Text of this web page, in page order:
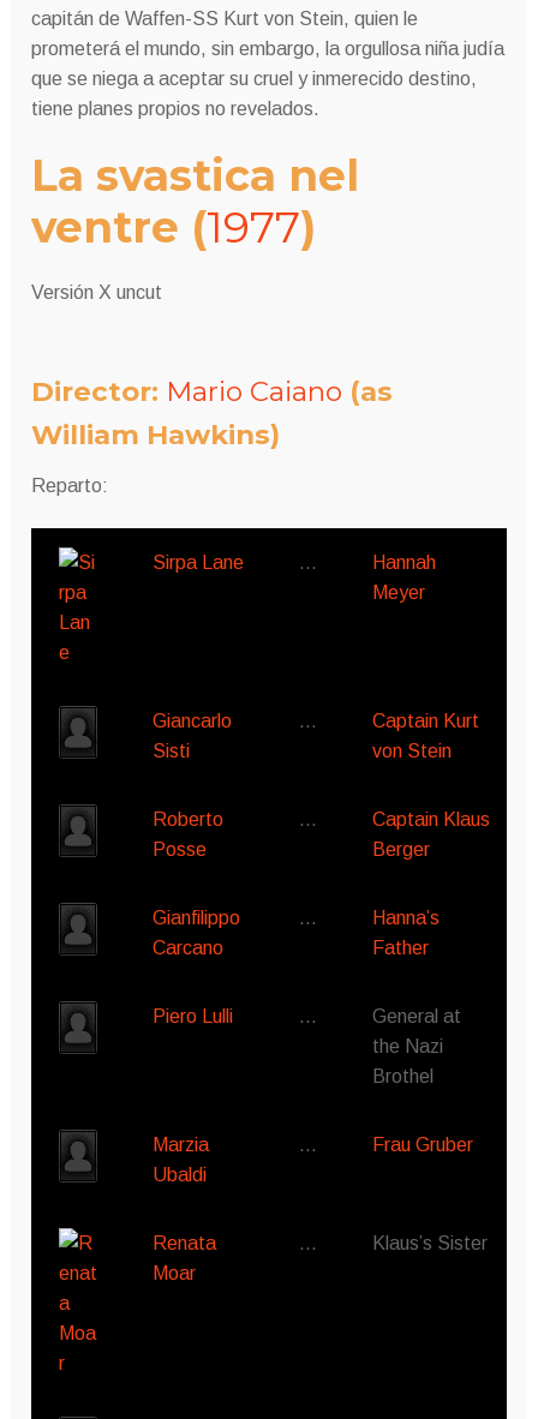
capitán de Waffen-SS Kurt von Stein, quien le
prometerá el mundo, sin embargo, la orgullosa niña judía
que se niega a aceptar su cruel y inmerecido destino,
tiene planes propios no revelados.
La svastica nel
ventre (1977)
Versión X uncut
Director: Mario Caiano (as
William Hawkins)
Reparto:
Sirpa Lane …
Hannah
Meyer
Giancarlo
Sisti
…
Captain Kurt
von Stein
Roberto
Posse
…
Captain Klaus
Berger
Gianfilippo
Carcano
…
Hanna’s
Father
Piero Lulli …
General at
the Nazi
Brothel
Marzia
Ubaldi
… Frau Gruber
Renata
Moar
… Klaus’s Sister